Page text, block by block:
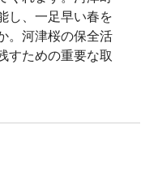
し、一足早い春を
。河津桜の保全活
すための重要な取